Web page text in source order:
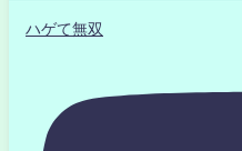
ハゲて無双